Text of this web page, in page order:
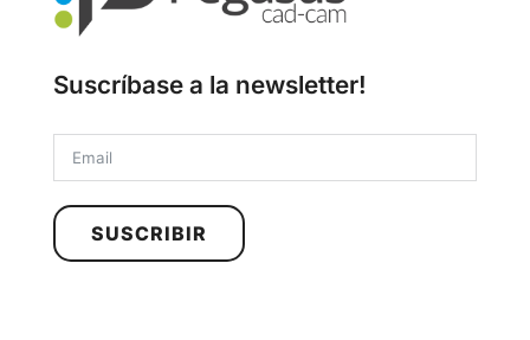
Suscríbase a la newsletter!
SUSCRIBIR